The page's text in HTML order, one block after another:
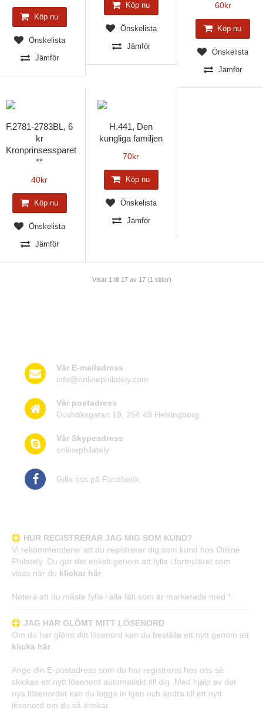
Köp nu
Önskelista
Jämför
Köp nu
Önskelista
Jämför
60kr
Köp nu
Önskelista
Jämför
F.2781-2783BL, 6
kr
Kronprinsessparet
**
40kr
Köp nu
Önskelista
Jämför
H.441, Den
kungliga familjen
70kr
Köp nu
Önskelista
Jämför
Visar 1 till 17 av 17 (1 sidor)
Vår E-mailadress
info@onlinephilately.com
Vår postadress
Duvhöksgatan 19, 254 49 Helsingborg
Vår Skypeadress
onlinephilately
Gilla oss på Facebook
HUR REGISTRERAR JAG MIG SOM KUND?
Vi rekommenderar att du registrerar dig som kund hos Online
Philately. Du gör det enkelt genom att fylla i formuläret som
visas när du klickar här
Notera att du måste fylla i alla fält som är markerade med *.
JAG HAR GLÖMT MITT LÖSENORD
Om du har glömt ditt lösenord kan du beställa ett nytt genom att
klicka här
Ange din E-postadress som du har registrerat hos oss så
skickas ett nytt lösenord automatiskt till dig. Med hjälp av det
nya lösenordet kan du logga in igen och ändra till ett nytt
lösenord om du så önskar.